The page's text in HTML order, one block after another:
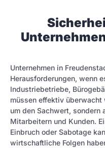
Unternehmen in
Herausforderungen, wenn
Industriebetriebe,
müssen effektiv
um den Sachwert, sondern
Mitarbeitern und Kunden.
Einbruch oder Sabotage
wirtschaftliche Folgen